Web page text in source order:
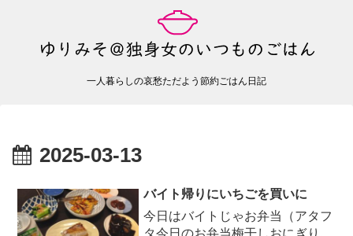
一人暮らしの哀愁ただよう節約ごはん日記
2025-03-13
バイト帰りにいちごを買いに
今日はバイトじゃお弁当（アタフ
タ今日のお弁当梅干しおにぎり、